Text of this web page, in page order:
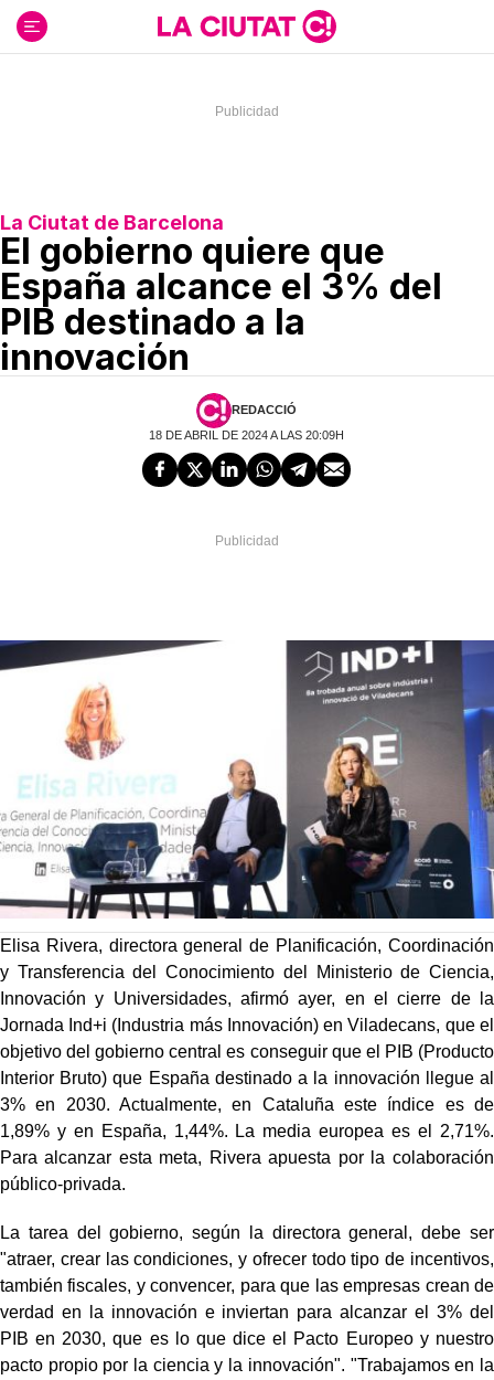
contenido
La Ciutat de Barcelona
El gobierno quiere que
España alcance el 3% del
PIB destinado a la
innovación
REDACCIÓ
18 DE ABRIL DE 2024 A LAS 20:09H
Elisa Rivera, directora general de Planificación, Coordinación
y Transferencia del Conocimiento del Ministerio de Ciencia,
Innovación y Universidades, afirmó ayer, en el cierre de la
Jornada Ind+i (Industria más Innovación) en Viladecans, que el
objetivo del gobierno central es conseguir que el PIB (Producto
Interior Bruto) que España destinado a la innovación llegue al
3% en 2030. Actualmente, en Cataluña este índice es de
1,89% y en España, 1,44%. La media europea es el 2,71%.
Para alcanzar esta meta, Rivera apuesta por la colaboración
público-privada.
La tarea del gobierno, según la directora general, debe ser
"atraer, crear las condiciones, y ofrecer todo tipo de incentivos,
también fiscales, y convencer, para que las empresas crean de
verdad en la innovación e inviertan para alcanzar el 3% del
PIB en 2030, que es lo que dice el Pacto Europeo y nuestro
pacto propio por la ciencia y la innovación". "Trabajamos en la